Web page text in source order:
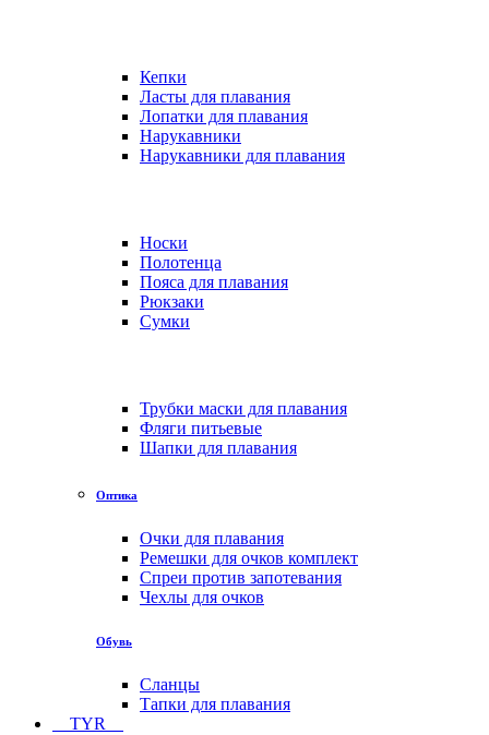
Кепки
Ласты для плавания
Лопатки для плавания
Нарукавники
Нарукавники для плавания
Носки
Полотенца
Пояса для плавания
Рюкзаки
Сумки
Трубки маски для плавания
Фляги питьевые
Шапки для плавания
Оптика
Очки для плавания
Ремешки для очков комплект
Спреи против запотевания
Чехлы для очков
Обувь
Сланцы
Тапки для плавания
TYR